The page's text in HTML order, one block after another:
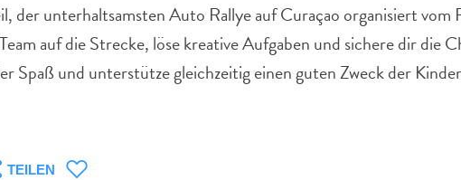
unterhaltsamsten Auto Rallye auf Curaçao organisiert vom
auf die Strecke, löse kreative Aufgaben und sichere dir die
Spaß und unterstütze gleichzeitig einen guten Zweck der
TEILEN